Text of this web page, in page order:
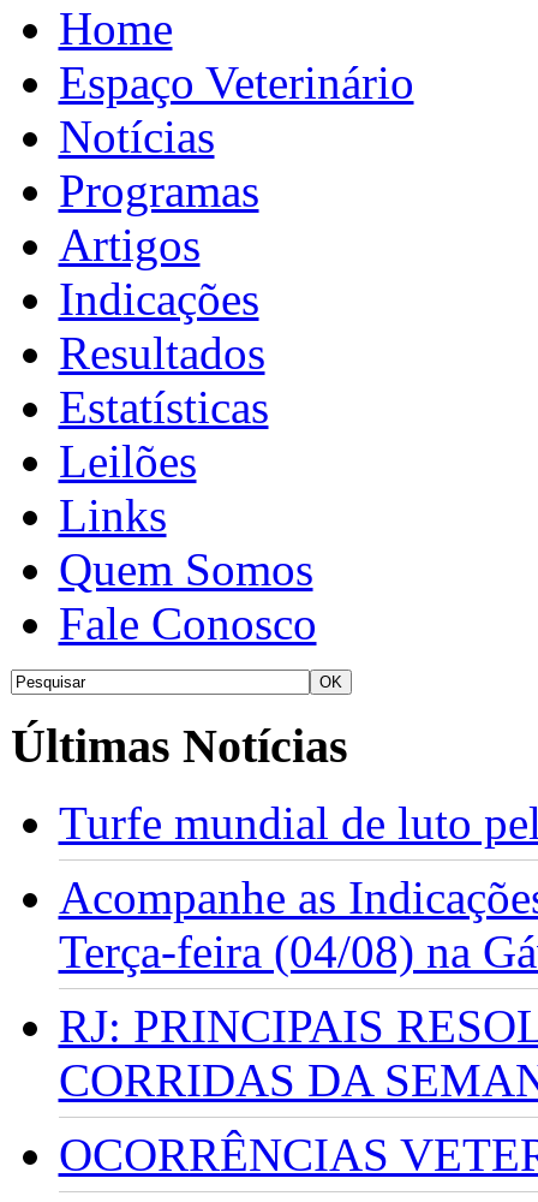
Home
Espaço Veterinário
Notícias
Programas
Artigos
Indicações
Resultados
Estatísticas
Leilões
Links
Quem Somos
Fale Conosco
Últimas Notícias
Turfe mundial de luto
Acompanhe as
Terça-feira (04/08) na
RJ: PRINCIPAIS
CORRIDAS DA
OCORRÊNCIAS